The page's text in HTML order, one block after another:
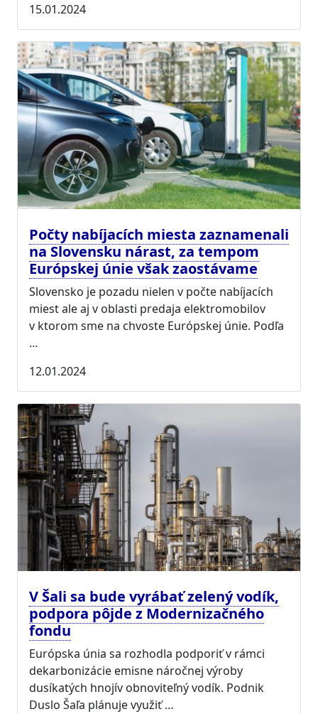
15.01.2024
Počty nabíjacích miesta zaznamenali
na Slovensku nárast, za tempom
Európskej únie však zaostávame
Slovensko je pozadu nielen v počte nabíjacích
miest ale aj v oblasti predaja elektromobilov
v ktorom sme na chvoste Európskej únie. Podľa
…
12.01.2024
V Šali sa bude vyrábať zelený vodík,
podpora pôjde z Modernizačného
fondu
Európska únia sa rozhodla podporiť v rámci
dekarbonizácie emisne náročnej výroby
dusíkatých hnojív obnoviteľný vodík. Podnik
Duslo Šaľa plánuje využiť …